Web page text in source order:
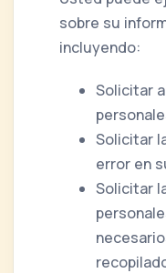
sobre su
incluyendo:
Solicitar
Solicitar
error en
Solicitar